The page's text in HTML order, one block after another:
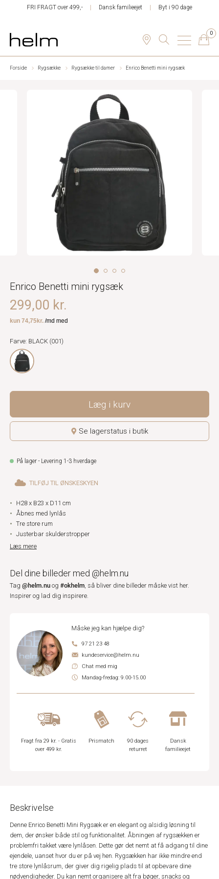
FRI FRAGT over 499,- Dansk familieejet Byt i 90 dage
0
Forside Rygsække Rygsække til damer Enrico Benetti mini rygsæk
Enrico Benetti mini rygsæk
299,00 kr.
Farve: BLACK (001)
Læg i kurv
Se lagerstatus i butik
På lager - Levering 1-3 hverdage
TILFØJ TIL ØNSKESKYEN
H28 x B23 x D11 cm
Åbnes med lynlås
Tre store rum
Justerbar skulderstropper
Læs mere
Del dine billeder med @helm.nu
Tag @helm.nu og #okhelm, så bliver dine billeder måske vist her.
Inspirer og lad dig inspirere.
Måske jeg kan hjælpe dig?
97 21 23 48
kundeservice@helm.nu
Chat med mig
Mandag-fredag: 9.00-15.00
Fragt fra 29 kr. - Gratis
over 499 kr.
Prismatch
90 dages
returret
Dansk
familieejet
Beskrivelse
Denne Enrico Benetti Mini Rygsæk er en elegant og alsidig løsning til
dem, der ønsker både stil og funktionalitet. Åbningen af rygsækken er
problemfri takket være lynlåsen. Dette gør det nemt at få adgang til dine
ejendele, uanset hvor du er på vej hen. Rygsækken har ikke mindre end
tre store lynlåsrum, der giver dig rigelig plads til at opbevare dine
nødvendigheder. Du kan nemt organisere alt fra bøger, snacks og